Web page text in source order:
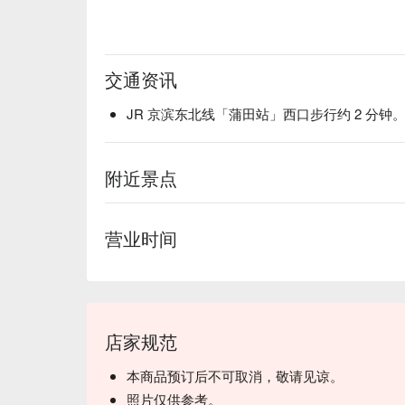
交通资讯
JR 京滨东北线「蒲田站」西口步行约 2 分钟。
附近景点
营业时间
店家规范
本商品预订后不可取消，敬请见谅。
照片仅供参考。